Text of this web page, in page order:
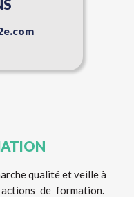
qualité et veille à
de formation.